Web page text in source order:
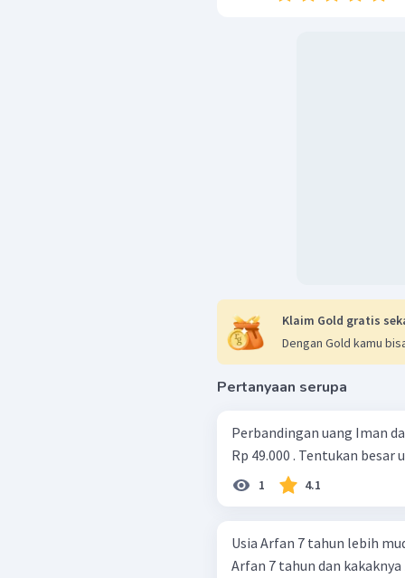
Klaim Gold gratis
Dengan Gold kamu
Pertanyaan serupa
Perbandingan uang Iman
Rp 49.000 . Tentukan besar
1 4.1
Usia Arfan 7 tahun lebih
Arfan 7 tahun dan